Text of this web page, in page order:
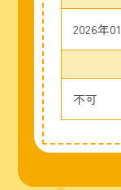
2026年
不可